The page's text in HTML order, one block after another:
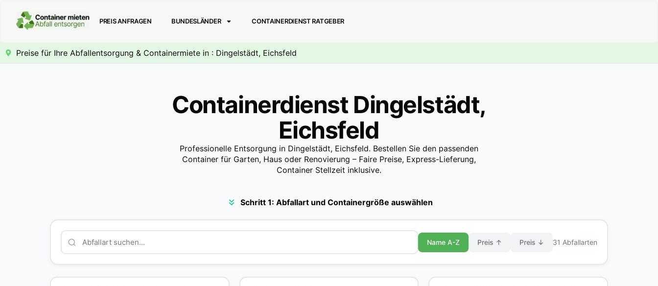
PREIS ANFRAGEN BUNDESLÄNDER CONTAINERDIENST RATGEBER
Preise für Ihre Abfallentsorgung & Containermiete in : Dingelstädt, Eichsfeld
Containerdienst Dingelstädt,
Eichsfeld
Professionelle Entsorgung in Dingelstädt, Eichsfeld. Bestellen Sie den passenden
Container für Garten, Haus oder Renovierung – Faire Preise, Express-Lieferung,
Container Stellzeit inklusive.
Schritt 1: Abfallart und Containergröße auswählen
Name A-Z Preis ↑ Preis ↓ 31 Abfallarten